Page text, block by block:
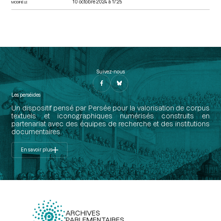
des pouvoirs, lors de la séance du 14 juin 1789
nomination aux fonctions de l'Assemblée] p.106
séances] p.106
MODIFIÉ LE 10 octobre 2024 à 17:25
Suivez-nous
Les perséides
Un dispositif pensé par Persée pour la valorisation de corpus
textuels et iconographiques numérisés construits en
partenariat avec des équipes de recherche et des institutions
documentaires.
En savoir plus
ARCHIVES